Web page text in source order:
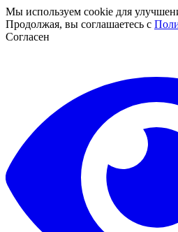
Мы используем cookie для
Продолжая, вы соглашаетесь с
Согласен